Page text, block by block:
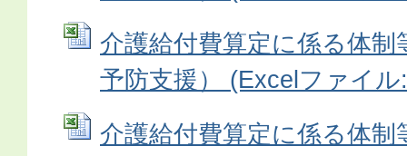
介護給付費算定に係る体制
予防支援） (Excelファイ
介護給付費算定に係る体制